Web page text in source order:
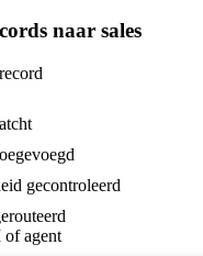
naar sales
gecontroleerd
agent